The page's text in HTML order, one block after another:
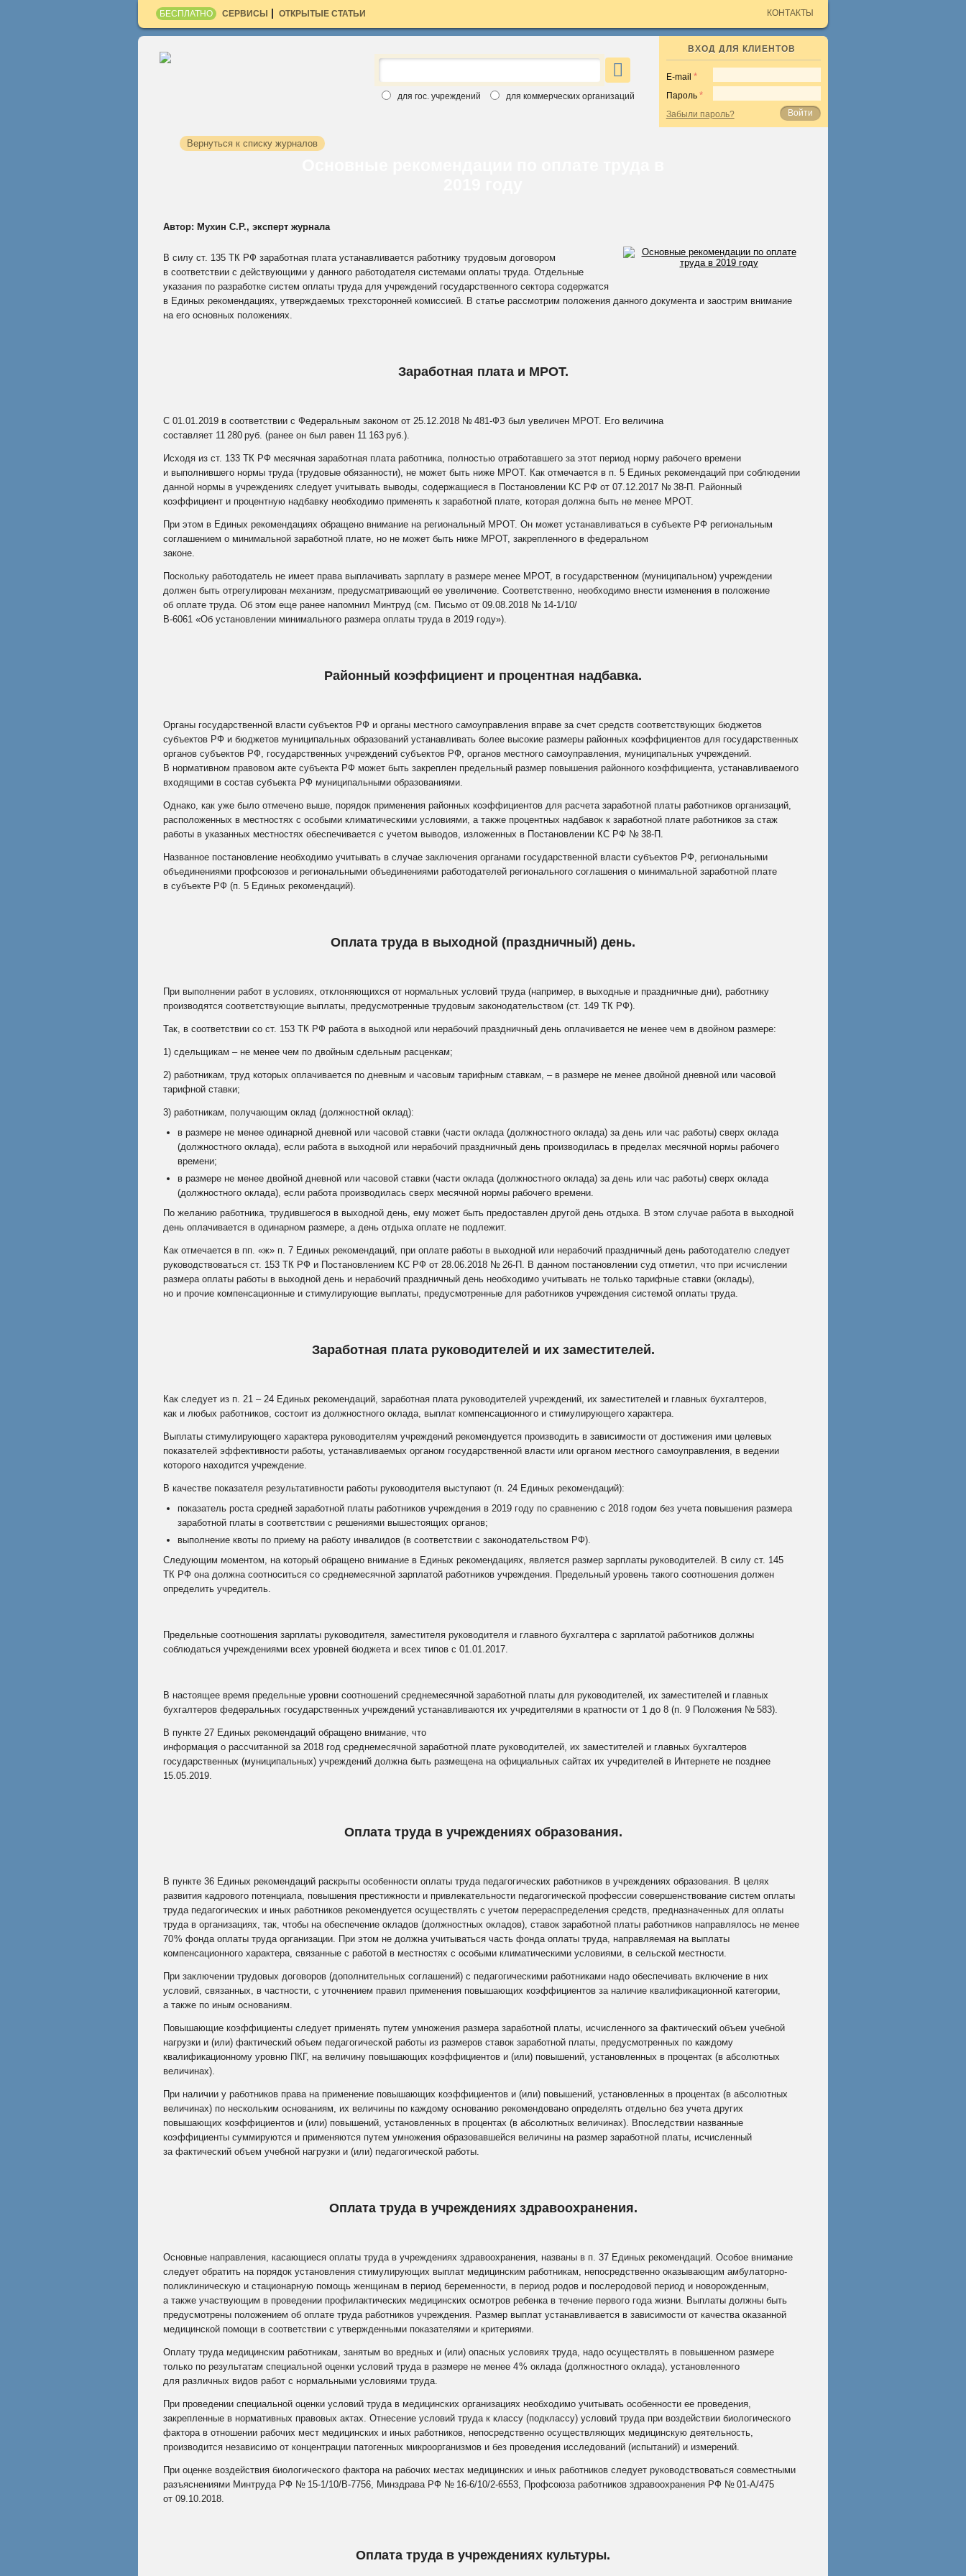
БЕСПЛАТНО СЕРВИСЫ ОТКРЫТЫЕ СТАТЬИ КОНТАКТЫ
для гос. учреждений для коммерческих организаций
ВХОД ДЛЯ КЛИЕНТОВ
E-mail
Пароль
Войти
Забыли пароль?
Вернуться к списку журналов
Автор: Мухин С.Р., эксперт журнала
В силу ст. 135 ТК РФ заработная плата устанавливается работнику трудовым договором
в соответствии с действующими у данного работодателя системами оплаты труда. Отдельные
указания по разработке систем оплаты труда для учреждений государственного сектора содержатся
в Единых рекомендациях, утверждаемых трехсторонней комиссией. В статье рассмотрим положения данного документа и за­острим внимание
на его основных положениях.
Заработная плата и МРОТ.
С 01.01.2019 в соответствии с Федеральным законом от 25.12.2018 № 481‑ФЗ был увеличен МРОТ. Его величина
составляет 11 280 руб. (ранее он был равен 11 163 руб.).
Исходя из ст. 133 ТК РФ месячная заработная плата работника, полностью отработавшего за этот период норму рабочего времени
и выполнившего нормы труда (трудовые обязанности), не может быть ниже МРОТ. Как отмечается в п. 5 Единых рекомендаций при соблюдении
данной нормы в учреждениях следует учитывать выводы, содержащиеся в Постановлении КС РФ от 07.12.2017 № 38‑П . Районный
коэффициент и процентную надбавку необходимо применять к заработной плате, которая должна быть не менее МРОТ.
При этом в Единых рекомендациях обращено внимание на региональный МРОТ. Он может устанавливаться в субъекте РФ региональным
соглашением о минимальной заработной плате, но не может быть ниже МРОТ, закрепленного в федеральном
законе.
Поскольку работодатель не имеет права выплачивать зарплату в размере менее МРОТ, в государственном (муниципальном) учреждении
должен быть отрегулирован механизм, предусматривающий ее увеличение. Соответственно, необходимо внести изменения в положение
об оплате труда. Об этом еще ранее напомнил Минтруд (см. Письмо от 09.08.2018 № 14‑1/10/
В-6061 «Об установлении минимального размера оплаты труда в 2019 году»).
Районный коэффициент и процентная надбавка.
Органы государственной власти субъектов РФ и органы местного самоуправления вправе за счет средств соответствующих бюджетов
субъектов РФ и бюджетов муниципальных образований устанавливать более высокие размеры районных коэффициентов для государственных
органов субъектов РФ, государственных учреждений субъектов РФ, органов местного самоуправления, муниципальных учреждений.
В нормативном правовом акте субъекта РФ может быть закреплен предельный размер повышения районного коэффициента, устанавливаемого
входящими в состав субъекта РФ муниципальными образованиями.
Однако, как уже было отмечено выше, порядок применения районных коэффициентов для расчета заработной платы работников организаций,
расположенных в местностях с особыми климатическими условиями, а также процентных надбавок к заработной плате работников за стаж
работы в указанных местностях обеспечивается с учетом выводов, изложенных в Постановлении КС РФ № 38‑П.
Названное постановление необходимо учитывать в случае заключения органами государственной власти субъектов РФ, региональными
объединениями профсоюзов и региональными объединениями работодателей регионального соглашения о минимальной заработной плате
в субъекте РФ (п. 5 Единых рекомендаций).
Оплата труда в выходной (праздничный) день.
При выполнении работ в условиях, отклоняющихся от нормальных условий труда (например, в выходные и праздничные дни), работнику
производятся соответствующие выплаты, предусмотренные трудовым законодательством (ст. 149 ТК РФ).
Так, в соответствии со ст. 153 ТК РФ работа в выходной или нерабочий праздничный день оплачивается не менее чем в двойном размере:
1) сдельщикам – не менее чем по двойным сдельным расценкам;
2) работникам, труд которых оплачивается по дневным и часовым тарифным ставкам, – в размере не менее двойной дневной или часовой
тарифной ставки;
3) работникам, получающим оклад (должностной оклад):
в размере не менее одинарной дневной или часовой ставки (части оклада (должностного оклада) за день или час работы) сверх оклада
(должностного оклада), если работа в выходной или нерабочий праздничный день производилась в пределах месячной нормы рабочего
времени;
в размере не менее двойной дневной или часовой ставки (части оклада (должностного оклада) за день или час работы) сверх оклада
(должностного оклада), если работа производилась сверх месячной нормы рабочего времени.
По желанию работника, трудившегося в выходной день, ему может быть предоставлен другой день отдыха. В этом случае работа в выходной
день оплачивается в одинарном размере, а день отдыха оплате не подлежит.
Как отмечается в пп. «ж» п. 7 Единых рекомендаций, при оплате работы в выходной или нерабочий праздничный день работодателю следует
руководствоваться ст. 153 ТК РФ и Постановлением КС РФ от 28.06.2018 № 26‑П . В данном постановлении суд отметил, что при исчислении
размера оплаты работы в выходной день и нерабочий праздничный день необходимо учитывать не только тарифные ставки (оклады),
но и прочие компенсационные и стимулирующие выплаты, предусмотренные для работников учреждения системой оплаты труда.
Заработная плата руководителей и их заместителей.
Как следует из п. 21 – 24 Единых рекомендаций, заработная плата руководителей учреждений, их заместителей и главных бухгалтеров,
как и любых работников, состоит из должностного оклада, выплат компенсационного и стимулирующего характера.
Выплаты стимулирующего характера руководителям учреждений рекомендуется производить в зависимости от достижения ими целевых
показателей эффективности работы, устанавливаемых органом государственной власти или органом местного самоуправления, в ведении
которого находится учреждение.
В качестве показателя результативности работы руководителя выступают (п. 24 Единых рекомендаций):
показатель роста средней заработной платы работников учреждения в 2019 году по сравнению с 2018 годом без учета повышения размера
заработной платы в соответствии с решениями вышестоящих органов;
выполнение квоты по приему на работу инвалидов (в соответствии с законодательством РФ).
Следующим моментом, на который обращено внимание в Единых рекомендациях, является размер зарплаты руководителей. В силу ст. 145
ТК РФ она должна соотноситься со среднемесячной зарплатой работников учреждения. Предельный уровень такого соотношения должен
определить учредитель.
Предельные соотношения зарплаты руководителя, заместителя руководителя и главного бухгалтера с зарплатой работников должны
соблюдаться учреждениями всех уровней бюджета и всех типов с 01.01.2017.
В настоящее время предельные уровни соотношений среднемесячной заработной платы для руководителей, их заместителей и главных
бухгалтеров федеральных государственных учреждений устанавливаются их учредителями в кратности от 1 до 8 (п. 9 Положения № 583).
В пункте 27 Единых рекомендаций обращено внимание, что
информация о рассчитанной за 2018 год среднемесячной заработной плате руководителей, их заместителей и главных бухгалтеров
государственных (муниципальных) учреждений должна быть размещена на официальных сайтах их учредителей в Интернете не позднее
15.05.2019.
Оплата труда в учреждениях образования.
В пункте 36 Единых рекомендаций раскрыты особенности оплаты труда педагогических работников в учреждениях образования. В целях
развития кадрового потенциала, повышения престижности и привлекательности педагогической профессии совершенствование систем оплаты
труда педагогических и иных работников рекомендуется осуществлять с учетом перераспределения средств, предназначенных для оплаты
труда в организациях, так, чтобы на обеспечение окладов (должностных окладов), ставок заработной платы работников направлялось не менее
70% фонда оплаты труда организации. При этом не должна учитываться часть фонда оплаты труда, направляемая на выплаты
компенсационного характера, связанные с работой в местностях с особыми климатическими условиями, в сельской местности.
При заключении трудовых договоров (дополнительных соглашений) с педагогическими работниками надо обеспечивать включение в них
условий, связанных, в частности, с уточнением правил применения повышающих коэффициентов за наличие квалификационной категории,
а также по иным основаниям.
Повышающие коэффициенты следует применять путем умножения размера заработной платы, исчисленного за фактический объем учебной
нагрузки и (или) фактический объем педагогической работы из размеров ставок заработной платы, предусмотренных по каждому
квалификационному уровню ПКГ, на величину повышающих коэффициентов и (или) повышений, установленных в процентах (в абсолютных
величинах).
При наличии у работников права на применение повышающих коэффициентов и (или) повышений, установленных в процентах (в абсолютных
величинах) по нескольким основаниям, их величины по каждому основанию рекомендовано определять отдельно без учета других
повышающих коэффициентов и (или) повышений, установленных в процентах (в абсолютных величинах). Впоследствии названные
коэффициенты суммируются и применяются путем умножения образовавшейся величины на размер заработной платы, исчисленный
за фактический объем учебной нагрузки и (или) педагогической работы.
Оплата труда в учреждениях здравоохранения.
Основные направления, касающиеся оплаты труда в учреждениях здравоохранения, названы в п. 37 Единых рекомендаций. Особое внимание
следует обратить на порядок установления стимулирующих выплат медицинским работникам, непосредственно оказывающим амбулаторно-
поликлиническую и стационарную помощь женщинам в период беременности, в период родов и послеродовой период и новорожденным,
а также участвующим в проведении профилактических медицинских осмотров ребенка в течение первого года жизни. Выплаты должны быть
предусмотрены положением об оплате труда работников учреждения. Размер выплат устанавливается в зависимости от качества оказанной
медицинской помощи в соответствии с утвержденными показателями и критериями.
Оплату труда медицинским работникам, занятым во вредных и (или) опасных условиях труда, надо осуществлять в повышенном размере
только по результатам специальной оценки условий труда в размере не менее 4% оклада (должностного оклада), установленного
для различных видов работ с нормальными условиями труда.
При проведении специальной оценки условий труда в медицинских организациях необходимо учитывать особенности ее проведения,
закрепленные в нормативных правовых актах. Отнесение условий труда к классу (подклассу) условий труда при воздействии биологического
фактора в отношении рабочих мест медицинских и иных работников, непосредственно осуществляющих медицинскую деятельность,
производится независимо от концентрации патогенных микроорганизмов и без проведения исследований (испытаний) и измерений.
При оценке воздействия биологического фактора на рабочих местах медицинских и иных работников следует руководствоваться совместными
разъяснениями Минтруда РФ № 15‑1/10/В-7756, Минздрава РФ № 16‑6/10/2-6553, Профсоюза работников здравоохранения РФ № 01‑А/475
от 09.10.2018.
Оплата труда в учреждениях культуры.
Введите свои данные, выберите интересный вам журнал и
Для коммерческих организаций
Для государственных учреждений